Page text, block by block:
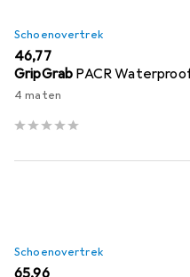
Schoenovertrek
EUR
46,77
GripGrab PACR
4 maten
Schoenovertrek